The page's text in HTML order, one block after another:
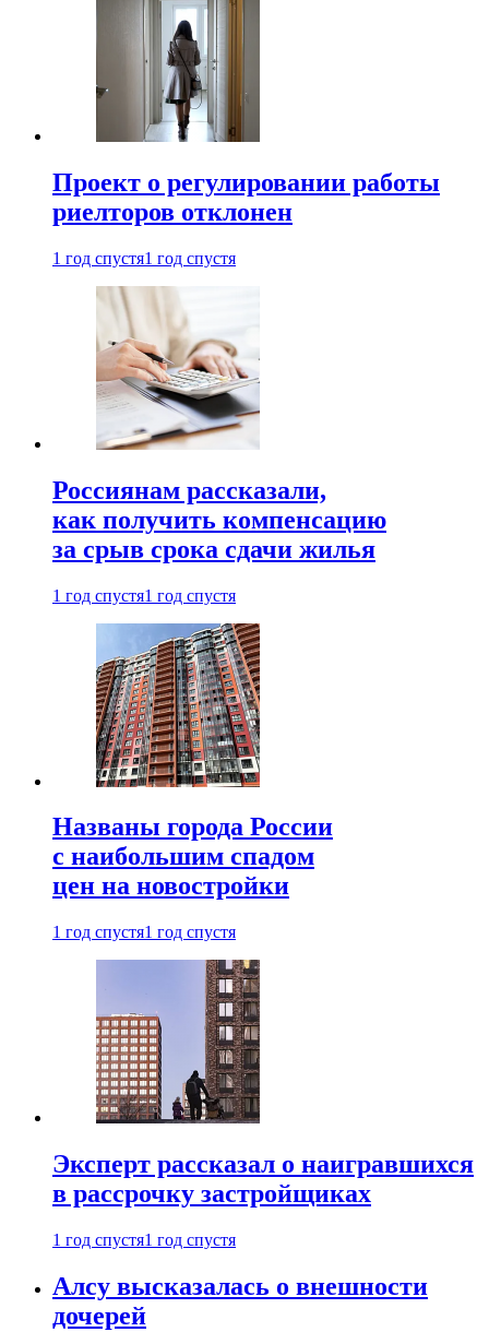
Проект о регулировании работы
риелторов отклонен
1 год спустя1 год спустя
Россиянам рассказали,
как получить компенсацию
за срыв срока сдачи жилья
1 год спустя1 год спустя
Названы города России
с наибольшим спадом
цен на новостройки
1 год спустя1 год спустя
Эксперт рассказал о наигравшихся
в рассрочку застройщиках
1 год спустя1 год спустя
Алсу высказалась о внешности
дочерей